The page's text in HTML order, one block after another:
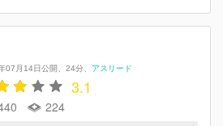
07月14日公開 24分 アスリード
3.1
224